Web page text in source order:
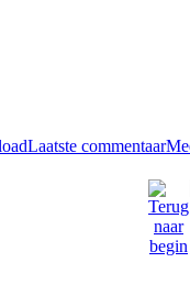
Laatste commentaar